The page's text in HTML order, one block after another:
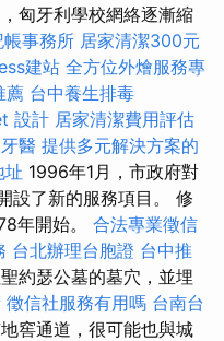
匈牙利學校網絡逐漸縮
帳事務所 居家清潔300元
建站 全方位外燴服務專
薦 台中養生排毒
設計 居家清潔費用評估
醫 提供多元解決方案的
址 1996年1月，市政府對
設了新的服務項目。 修
年開始。 合法專業徵信
台北辦理台胞證 台中推
約瑟公墓的墓穴，並埋
徵信社服務有用嗎 台南台
窖通道，很可能也與城